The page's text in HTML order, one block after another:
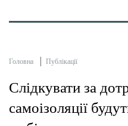
Головна Публікації
Слідкувати за
самоізоляції